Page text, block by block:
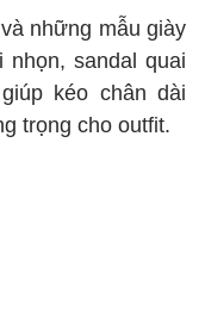
những mẫu giày
nhọn, sandal quai
kéo chân dài
trọng cho outfit.